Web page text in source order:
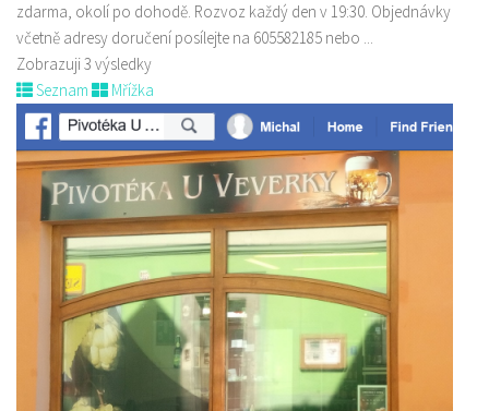
zdarma, okolí po dohodě. Rozvoz každý den v 19:30. Objednávky
včetně adresy doručení posílejte na 605582185 nebo ...
Zobrazuji 3 výsledky
Seznam
Mřížka